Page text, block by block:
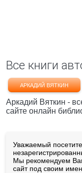
Все книги
АРКАДИЙ ВЯТКИН
Аркадий Вяткин -
сайте онлайн
Уважаемый
Мы рекомендуем
сайт под своим